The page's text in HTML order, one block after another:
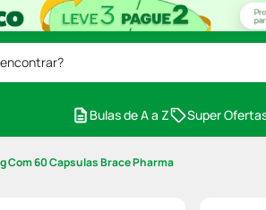
Bulas de A a Z Super
Com 60 Capsulas Brace Pharma